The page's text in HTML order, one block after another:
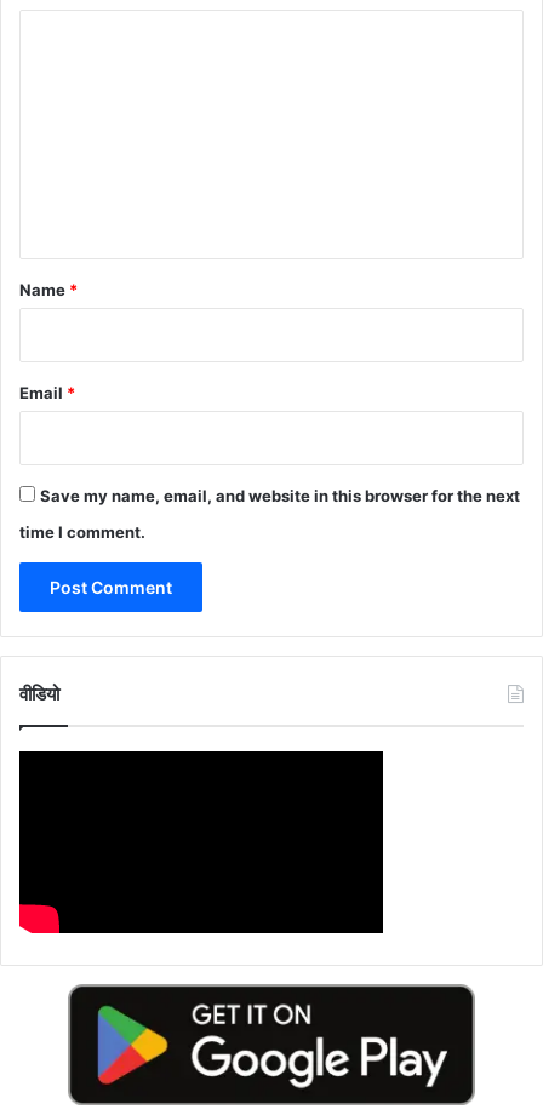
*
Name *
Email *
Save my name, email, and website in this browser for the next
time I comment.
वीडियो